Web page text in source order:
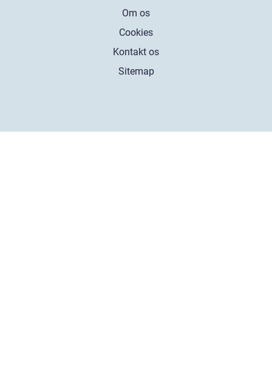
Om os
Cookies
Kontakt os
Sitemap